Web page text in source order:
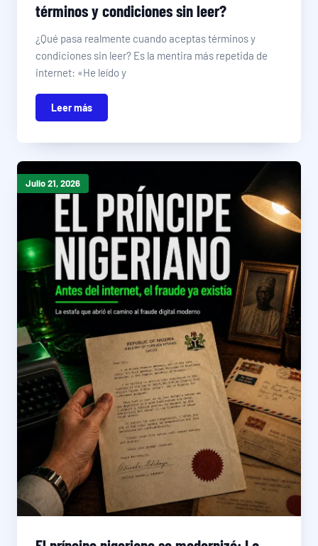
términos y condiciones sin leer?
¿Qué pasa realmente cuando aceptas términos y
condiciones sin leer? Es la mentira más repetida de
internet: «He leído y
Leer más
Julio 21, 2026